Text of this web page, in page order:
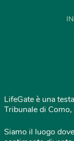
LifeGate è una
Tribunale di
Siamo il luogo